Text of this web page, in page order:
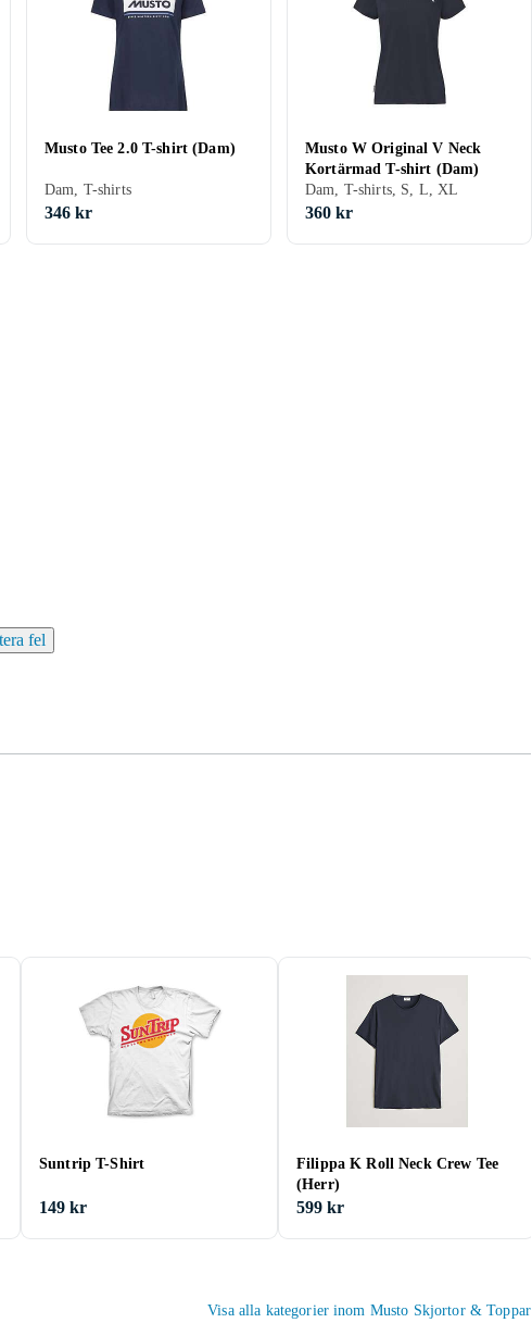
Musto Tee 2.0 T-shirt (Dam)
Dam, T-shirts
346 kr
Musto W Original V Neck
Kortärmad T-shirt (Dam)
Dam, T-shirts, S, L, XL
360 kr
fel
Suntrip T-Shirt
149 kr
Filippa K Roll Neck Crew Tee
(Herr)
599 kr
Visa alla kategorier inom Musto Skjortor & Toppar